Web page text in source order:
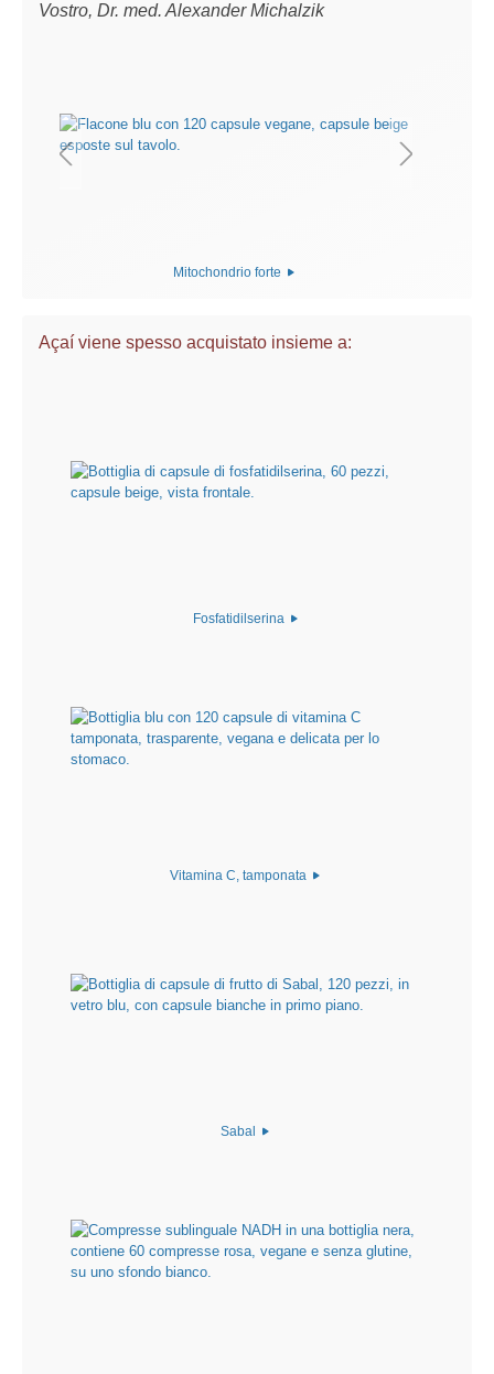
Vostro, Dr. med. Alexander Michalzik
Mitochondrio forte
Açaí viene spesso acquistato insieme a:
Fosfatidilserina
Vitamina C, tamponata
Sabal